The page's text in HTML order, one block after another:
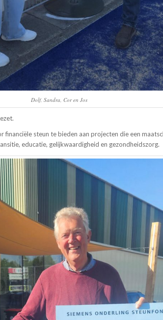
Dolf, Sandra, Cor en Jos
steun te bieden aan projecten die een
educatie, gelijkwaardigheid en gezondheidszorg.